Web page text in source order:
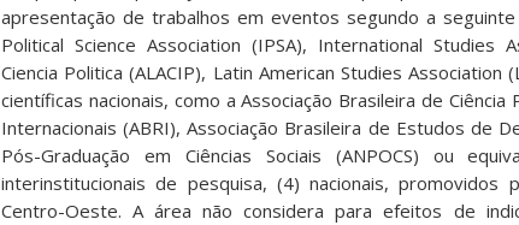
apresentação de trabalhos em eventos segundo a
Political Science Association (IPSA), International Studies
Ciencia Politica (ALACIP), Latin American Studies
científicas nacionais, como a Associação Brasileira de
Internacionais (ABRI), Associação Brasileira de Estudos de
Pós-Graduação em Ciências Sociais (ANPOCS) ou
interinstitucionais de pesquisa, (4) nacionais,
Centro-Oeste. A área não considera para efeitos de